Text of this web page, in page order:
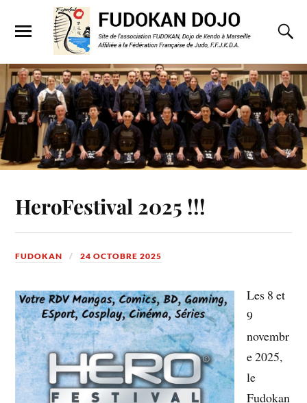
HeroFestival 2025 !!!
FUDOKAN 24 OCTOBRE 2025
Les 8 et
9
novembr
e 2025,
le
Fudokan